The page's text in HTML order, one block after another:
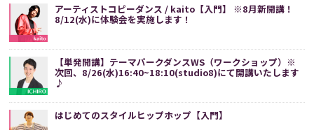
アーティストコピーダンス / kaito【入門】 ※8月新開講！
8/12(水)に体験会を実施します！
【単発開講】テーマパークダンスWS（ワークショップ）※
次回、8/26(水)16:40~18:10(studio8)にて開講いたします
♪
はじめてのスタイルヒップホップ【入門】